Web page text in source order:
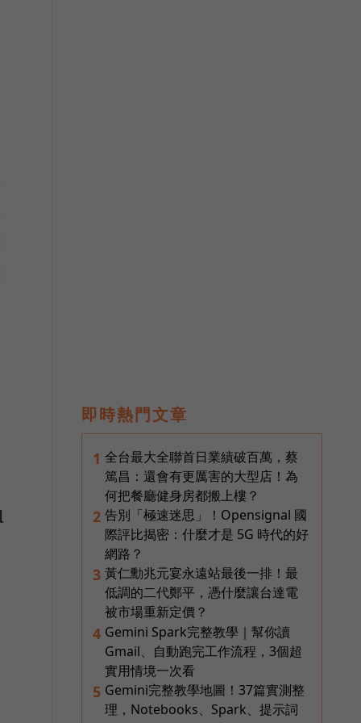
即時熱門文章
1 全台最大全聯首日業績破百萬，蔡
篤昌：還會有更厲害的大型店！為
何把餐廳健身房都搬上樓？
2 告別「極速迷思」！Opensignal 國
際評比揭密：什麼才是 5G 時代的好
網路？
3 黃仁勳兆元宴永遠站最後一排！最
低調的二代鄭平，憑什麼讓台達電
被市場重新定價？
4 Gemini Spark完整教學｜幫你讀
Gmail、自動跑完工作流程，3個超
實用情境一次看
5 Gemini完整教學地圖！37篇實測整
理，Notebooks、Spark、提示詞